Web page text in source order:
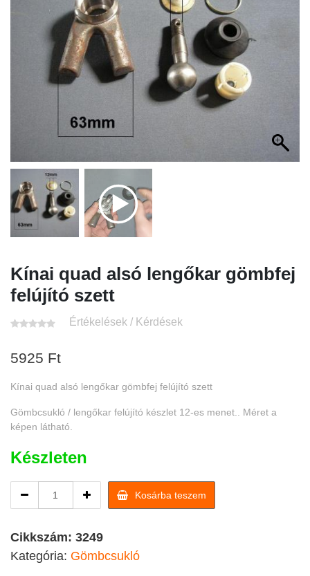
Kínai quad alsó lengőkar gömbfej
felújító szett
Értékelések / Kérdések
5925 Ft
Kínai quad alsó lengőkar gömbfej felújító szett
Gömbcsukló / lengőkar felújító készlet 12-es menet.. Méret a
képen látható.
Készleten
quad
lengőkar
felújító
Kosárba teszem
Cikkszám: 3249
Kategória: Gömbcsukló